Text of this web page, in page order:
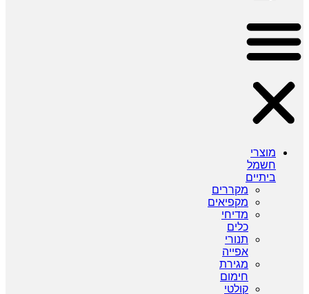
מוצרי
חשמל
ביתיים
מקררים
מקפיאים
מדיחי
כלים
תנורי
אפייה
מגירת
חימום
קולטי